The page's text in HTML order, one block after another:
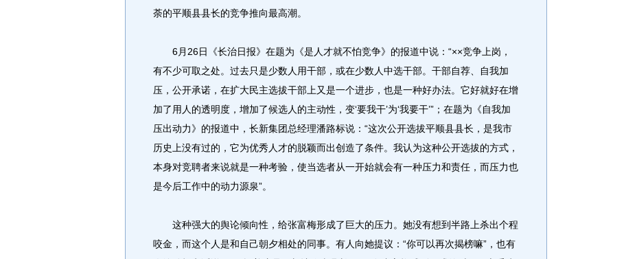
荼的平顺县县长的竞争推向最高潮。
6月26日《长治日报》在题为《是人才就不怕竞争》的报道中说：“××竞争上岗，
有不少可取之处。过去只是少数人用干部，或在少数人中选干部。干部自荐、自我加
压，公开承诺，在扩大民主选拔干部上又是一个进步，也是一种好办法。它好就好在增
加了用人的透明度，增加了候选人的主动性，变‘要我干’为‘我要干’”；在题为《自我加
压出动力》的报道中，长新集团总经理潘路标说：“这次公开选拔平顺县县长，是我市
历史上没有过的，它为优秀人才的脱颖而出创造了条件。我认为这种公开选拔的方式，
本身对竞聘者来说就是一种考验，使当选者从一开始就会有一种压力和责任，而压力也
是今后工作中的动力源泉”。
这种强大的舆论倾向性，给张富梅形成了巨大的压力。她没有想到半路上杀出个程
咬金，而这个人是和自己朝夕相处的同事。有人向她提议：“你可以再次揭榜嘛”，也有